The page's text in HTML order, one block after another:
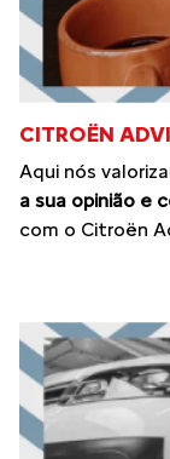
CITROËN
Aqui nós
a sua opinião e
com o Citroën